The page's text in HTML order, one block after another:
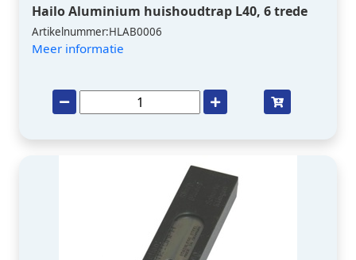
Hailo Aluminium huishoudtrap L40, 6 trede
Artikelnummer:HLAB0006
Meer informatie